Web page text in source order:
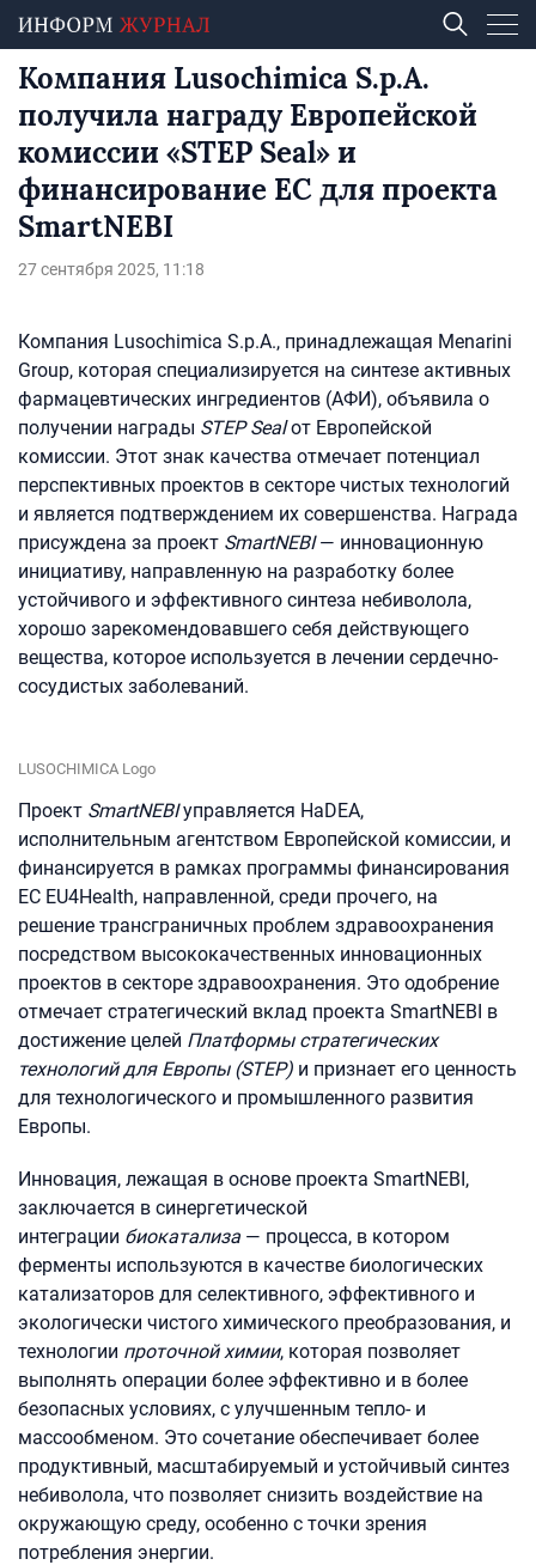
Компания Lusochimica S.p.A.
получила награду Европейской
комиссии «STEP Seal» и
финансирование ЕС для проекта
SmartNEBI
27 сентября 2025, 11:18
Компания Lusochimica S.p.A., принадлежащая Menarini
Group, которая специализируется на синтезе активных
фармацевтических ингредиентов (АФИ), объявила о
получении награды STEP Sealот Европейской
комиссии. Этот знак качества отмечает потенциал
перспективных проектов в секторе чистых технологий
и является подтверждением их совершенства. Награда
присуждена за проект SmartNEBI— инновационную
инициативу, направленную на разработку более
устойчивого и эффективного синтеза небиволола,
хорошо зарекомендовавшего себя действующего
вещества, которое используется в лечении сердечно-
сосудистых заболеваний.
LUSOCHIMICA Logo
Проект SmartNEBIуправляется HaDEA,
исполнительным агентством Европейской комиссии, и
финансируется в рамках программы финансирования
ЕС EU4Health, направленной, среди прочего, на
решение трансграничных проблем здравоохранения
посредством высококачественных инновационных
проектов в секторе здравоохранения. Это одобрение
отмечает стратегический вклад проекта SmartNEBI в
достижение целей Платформы стратегических
технологий для Европы (STEP) и признает его ценность
для технологического и промышленного развития
Европы.
Инновация, лежащая в основе проекта SmartNEBI,
заключается в синергетической
интеграции биокатализа — процесса, в котором
ферменты используются в качестве биологических
катализаторов для селективного, эффективного и
экологически чистого химического преобразования, и
технологии проточной химии, которая позволяет
выполнять операции более эффективно и в более
безопасных условиях, с улучшенным тепло- и
массообменом. Это сочетание обеспечивает более
продуктивный, масштабируемый и устойчивый синтез
небиволола, что позволяет снизить воздействие на
окружающую среду, особенно с точки зрения
потребления энергии.